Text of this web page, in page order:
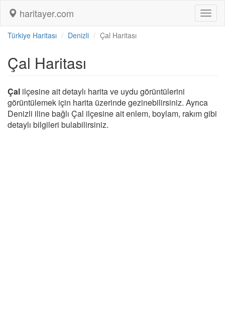
haritayer.com
Türkiye Haritası Denizli Çal Haritası
Çal Haritası
Çal ilçesine ait detaylı harita ve uydu görüntülerini
görüntülemek için harita üzerinde gezinebilirsiniz. Ayrıca
Denizli iline bağlı Çal ilçesine ait enlem, boylam, rakım gibi
detaylı bilgileri bulabilirsiniz.